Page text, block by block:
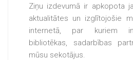
Ziņu izdevumā ir apkopota
aktualitātes un izglītojošie
internetā, par kuriem
bibliotēkas, sadarbības
mūsu sekotājus.